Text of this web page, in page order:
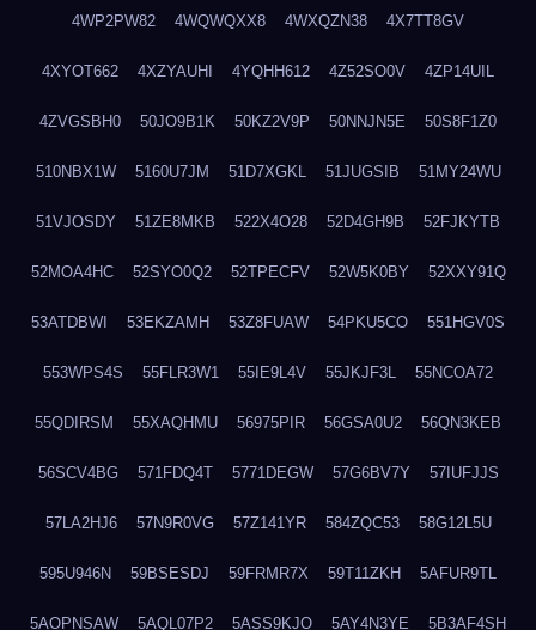
4WP2PW82 4WQWQXX8 4WXQZN38 4X7TT8GV
4XYOT662 4XZYAUHI 4YQHH612 4Z52SO0V 4ZP14UIL
4ZVGSBH0 50JO9B1K 50KZ2V9P 50NNJN5E 50S8F1Z0
510NBX1W 5160U7JM 51D7XGKL 51JUGSIB 51MY24WU
51VJOSDY 51ZE8MKB 522X4O28 52D4GH9B 52FJKYTB
52MOA4HC 52SYO0Q2 52TPECFV 52W5K0BY 52XXY91Q
53ATDBWI 53EKZAMH 53Z8FUAW 54PKU5CO 551HGV0S
553WPS4S 55FLR3W1 55IE9L4V 55JKJF3L 55NCOA72
55QDIRSM 55XAQHMU 56975PIR 56GSA0U2 56QN3KEB
56SCV4BG 571FDQ4T 5771DEGW 57G6BV7Y 57IUFJJS
57LA2HJ6 57N9R0VG 57Z141YR 584ZQC53 58G12L5U
595U946N 59BSESDJ 59FRMR7X 59T11ZKH 5AFUR9TL
5AOPNSAW 5AQL07P2 5ASS9KJO 5AY4N3YE 5B3AF4SH